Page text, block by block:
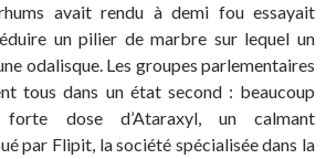
avait rendu à demi fou essayait
un pilier de marbre sur lequel un
odalisque. Les groupes parlementaires
tous dans un état second : beaucoup
dose d’Ataraxyl, un calmant
par Flipit, la société spécialisée dans la